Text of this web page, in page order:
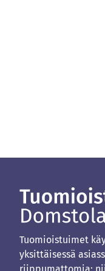
Tuomioistuimet
yksittäisessä